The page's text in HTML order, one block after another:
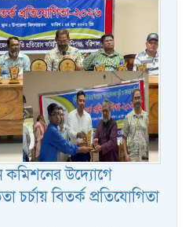
কমিশনের উদ্যোগে
চর্চায় বিতর্ক প্রতিযোগিতা